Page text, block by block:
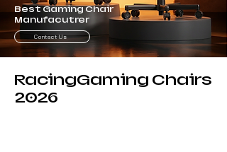
Best Gaming Chair
Manufacutrer
Contact Us
RacingGaming Chairs
2026